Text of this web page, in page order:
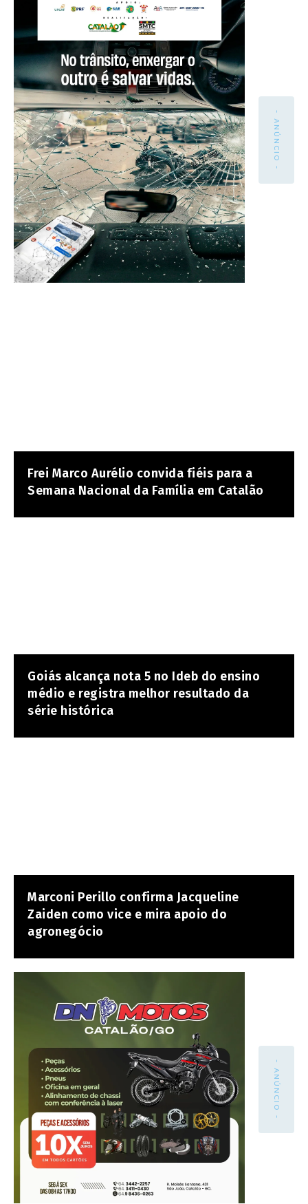
- ANÚNCIO -
Frei Marco Aurélio convida fiéis para a
Semana Nacional da Família em Catalão
Goiás alcança nota 5 no Ideb do ensino
médio e registra melhor resultado da
série histórica
Marconi Perillo confirma Jacqueline
Zaiden como vice e mira apoio do
agronegócio
- ANÚNCIO -